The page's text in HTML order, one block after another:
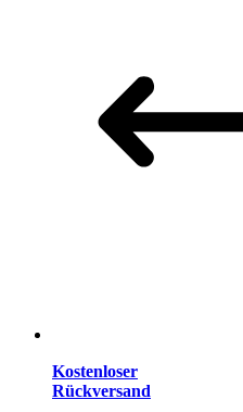
Kostenloser
Rückversand